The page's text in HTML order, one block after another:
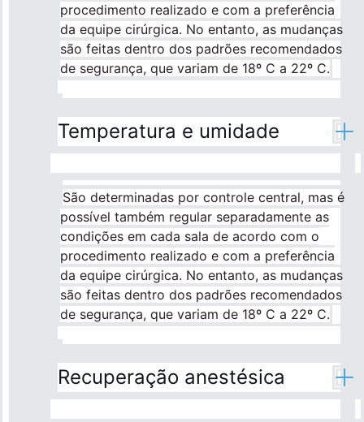
procedimento realizado e com a preferência
da equipe cirúrgica. No entanto, as mudanças
são feitas dentro dos padrões recomendados
de segurança, que variam de 18º C a 22º C.
Temperatura e umidade
São determinadas por controle central, mas é
possível também regular separadamente as
condições em cada sala de acordo com o
procedimento realizado e com a preferência
da equipe cirúrgica. No entanto, as mudanças
são feitas dentro dos padrões recomendados
de segurança, que variam de 18º C a 22º C.
Recuperação anestésica